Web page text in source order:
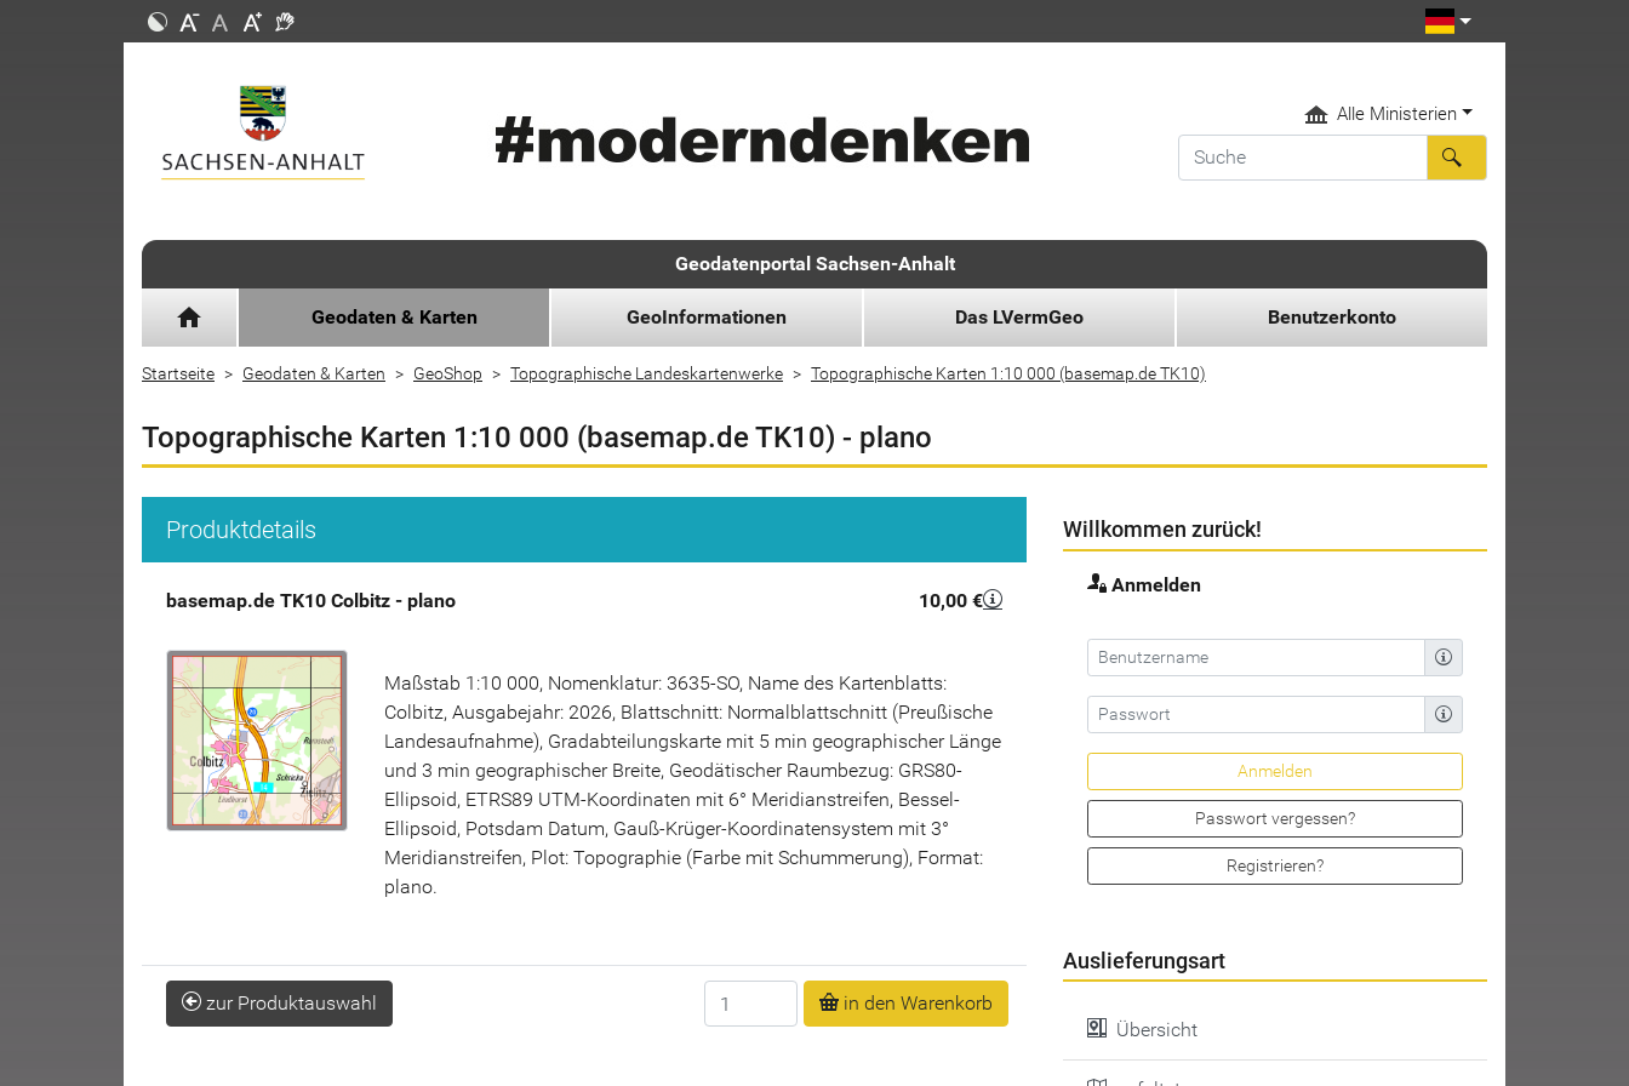
Alle Ministerien
Geodatenportal Sachsen-Anhalt
home Geodaten & Karten GeoInformationen Das LVermGeo Benutzerkonto
Startseite Geodaten & Karten GeoShop Topographische Landeskartenwerke Topographische Karten 1:10 000 (basemap.de TK10)
Topographische Karten 1:10 000 (basemap.de TK10) - plano
Produktdetails
basemap.de TK10 Colbitz - plano 10,00 €
Maßstab 1:10 000, Nomenklatur: 3635-SO, Name des Kartenblatts:
Colbitz, Ausgabejahr: 2026, Blattschnitt: Normalblattschnitt (Preußische
Landesaufnahme), Gradabteilungskarte mit 5 min geographischer Länge
und 3 min geographischer Breite, Geodätischer Raumbezug: GRS80-
Ellipsoid, ETRS89 UTM-Koordinaten mit 6° Meridianstreifen, Bessel-
Ellipsoid, Potsdam Datum, Gauß-Krüger-Koordinatensystem mit 3°
Meridianstreifen, Plot: Topographie (Farbe mit Schummerung), Format:
plano.
zur Produktauswahl Anzahl in den Warenkorb
Willkommen zurück!
Anmelden
Passwort vergessen?
Registrieren?
Auslieferungsart
Übersicht